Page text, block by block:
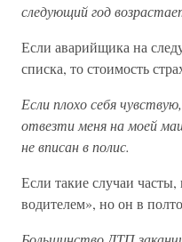
следующий год
Если аварийщика на
списка, то стоимость
Если плохо себя
отвезти меня на моей
не вписан в полис.
Если такие случаи
водителем», но он в